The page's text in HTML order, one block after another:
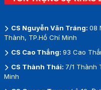
CS Nguyễn Văn Tráng: 08
Thành, TP.Hồ Chí Minh
CS Cao Thắng: 93 Cao
CS Thành Thái: 7/1 Thành
Minh